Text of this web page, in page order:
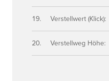
Verstellwert (Klick):
Verstellweg Höhe: